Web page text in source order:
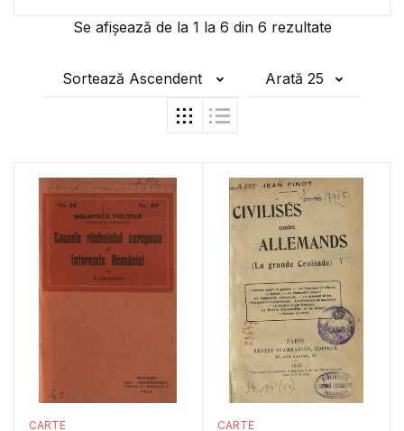
Se afișează de la 1 la 6 din 6 rezultate
Sortează Ascendent Arată 25
CARTE CARTE